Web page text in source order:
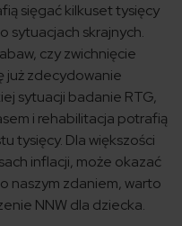
sięgać kilkuset tysięcy
sytuacjach skrajnych.
czy zwichnięcie
już zdecydowanie
sytuacji badanie RTG,
i rehabilitacja potrafią
tysięcy. Dla większości
inflacji, może okazać
naszym zdaniem, warto
NNW dla dziecka.